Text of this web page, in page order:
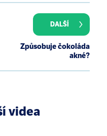
Způsobuje čokoláda
akné?
DALŠÍ
videa